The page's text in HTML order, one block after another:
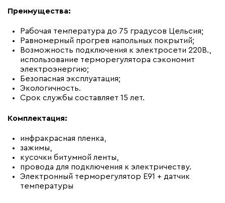
Преимущества:
Рабочая температура до 75 градусов Цельсия;
Равномерный прогрев напольных покрытий;
Возможность подключения к электросети 220В.,
использование терморегулятора сэкономит
электроэнергию;
Безопасная эксплуатация;
Экологичность.
Срок службы составляет 15 лет.
Комплектация:
инфракрасная пленка,
зажимы,
кусочки битумной ленты,
провода для подключения к электричеству.
Электронный терморегулятор E91 + датчик
температуры